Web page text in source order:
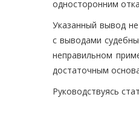
односторонним
Указанный вывод
с выводами
неправильном
достаточным
Руководствуясь